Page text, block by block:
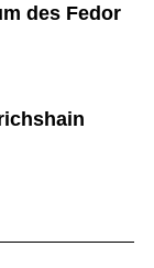
des Fedor